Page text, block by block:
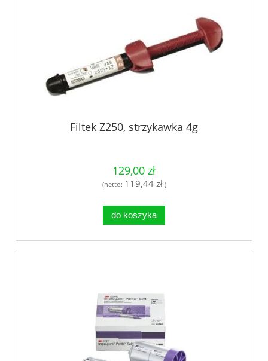
Filtek Z250, strzykawka 4g
129,00 zł
(netto: 119,44 zł)
do koszyka